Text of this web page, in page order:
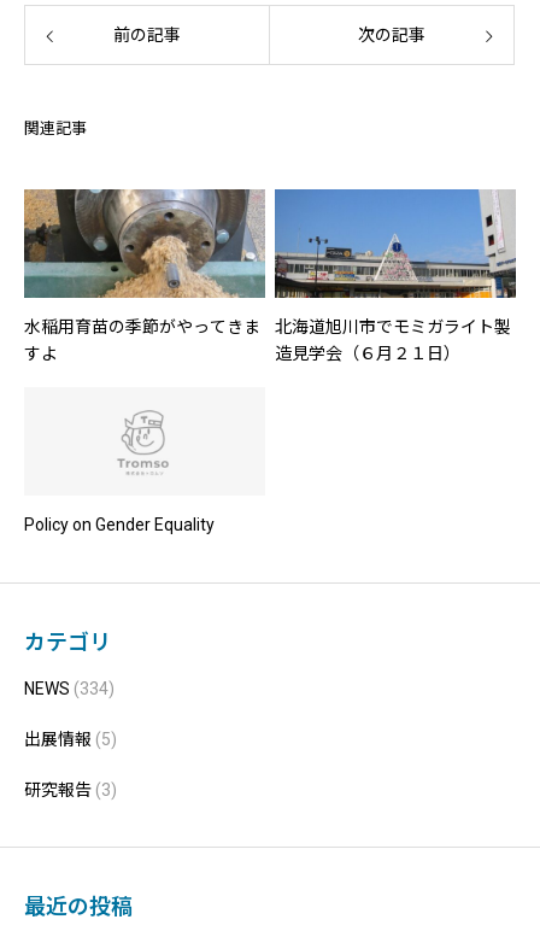
前の記事 次の記事
関連記事
水稲用育苗の季節がやってきま
すよ
北海道旭川市でモミガライト製
造見学会（６月２１日）
Policy on Gender Equality
カテゴリ
NEWS (334)
出展情報 (5)
研究報告 (3)
最近の投稿